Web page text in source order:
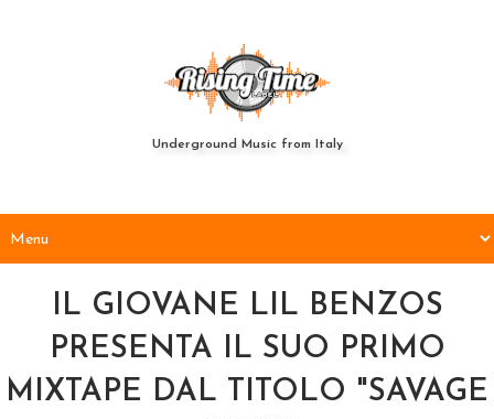
Underground Music from Italy
IL GIOVANE LIL BENZOS
PRESENTA IL SUO PRIMO
MIXTAPE DAL TITOLO "SAVAGE